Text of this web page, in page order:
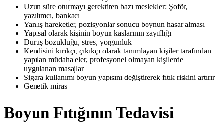
Uzun süre oturmayı gerektiren bazı meslekler: Şoför,
yazılımcı, bankacı
Yanlış hareketler, pozisyonlar sonucu boynun hasar alması
Yapısal olarak kişinin boyun kaslarının zayıflığı
Duruş bozukluğu, stres, yorgunluk
Kendisini kırıkçı, çıkıkçı olarak tanımlayan kişiler tarafından
yapılan müdahaleler, profesyonel olmayan kişilerde
uygulanan masajlar
Sigara kullanımı boyun yapısını değiştirerek fıtık riskini artırır
Genetik miras
Boyun Fıtığının Tedavisi